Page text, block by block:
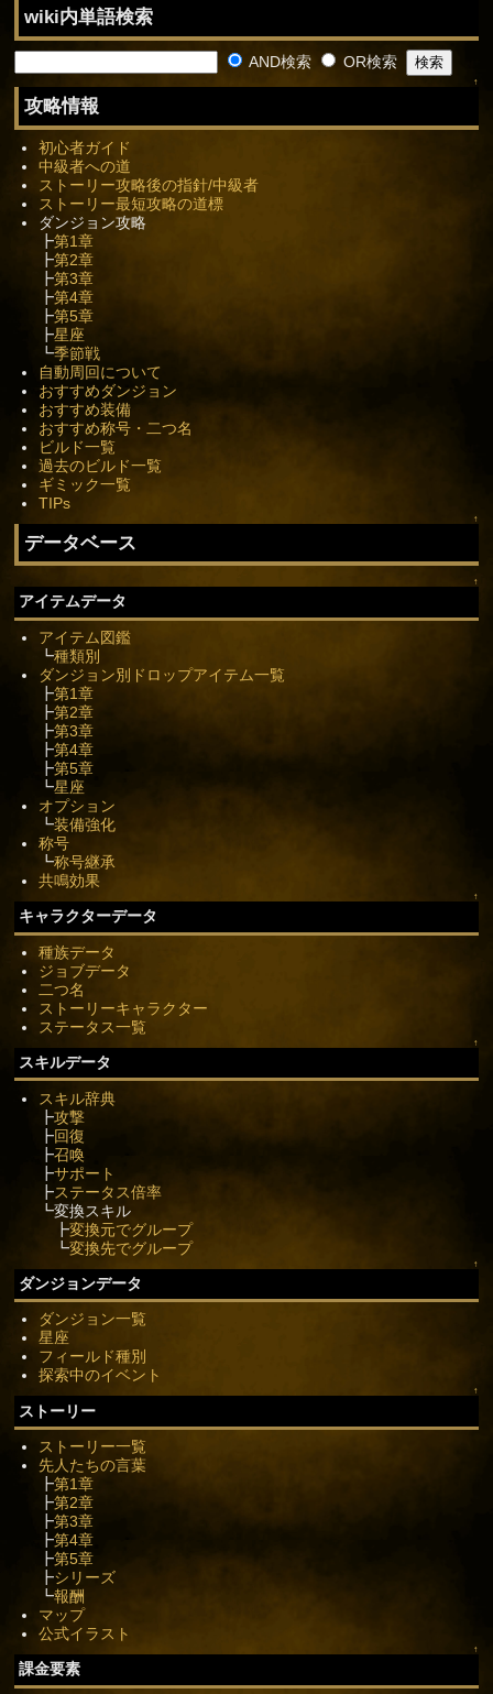
wiki内単語検索
AND検索 OR検索
↑
攻略情報
初心者ガイド
中級者への道
ストーリー攻略後の指針/中級者
ストーリー最短攻略の道標
ダンジョン攻略
┣第1章
┣第2章
┣第3章
┣第4章
┣第5章
┣星座
┗季節戦
自動周回について
おすすめダンジョン
おすすめ装備
おすすめ称号・二つ名
ビルド一覧
過去のビルド一覧
ギミック一覧
TIPs
↑
データベース
↑
アイテムデータ
アイテム図鑑
┗種類別
ダンジョン別ドロップアイテム一覧
┣第1章
┣第2章
┣第3章
┣第4章
┣第5章
┗星座
オプション
┗装備強化
称号
┗称号継承
共鳴効果
↑
キャラクターデータ
種族データ
ジョブデータ
二つ名
ストーリーキャラクター
ステータス一覧
↑
スキルデータ
スキル辞典
┣攻撃
┣回復
┣召喚
┣サポート
┣ステータス倍率
┗変換スキル
┣変換元でグループ
┗変換先でグループ
↑
ダンジョンデータ
ダンジョン一覧
星座
フィールド種別
探索中のイベント
↑
ストーリー
ストーリー一覧
先人たちの言葉
┣第1章
┣第2章
┣第3章
┣第4章
┣第5章
┣シリーズ
┗報酬
マップ
公式イラスト
↑
課金要素